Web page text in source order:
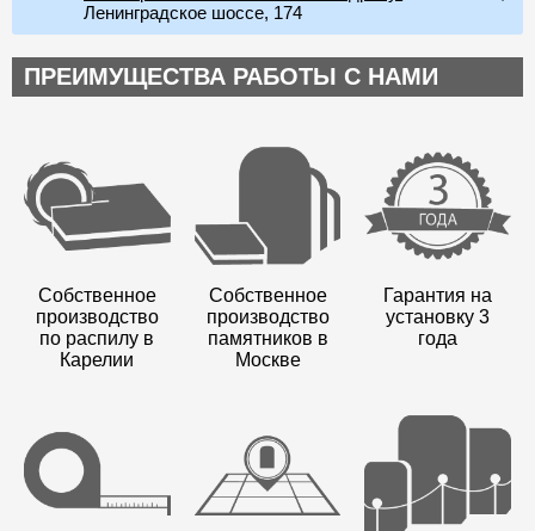
Ленинградское шоссе, 174
ПРЕИМУЩЕСТВА РАБОТЫ С НАМИ
Собственное
производство
по распилу в
Карелии
Собственное
производство
памятников в
Москве
Гарантия на
установку 3
года